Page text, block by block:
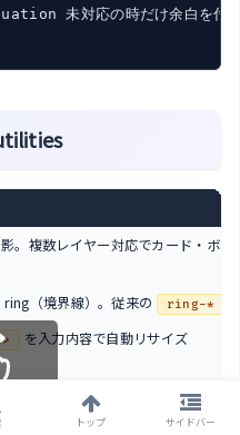
。複数レイヤー対応でカード・ボタ
ring（境界線）。従来の ring-*
を入力内容で自動リサイズ
ークモードスクロールバーを明示制御
きます
トップ サイドバー